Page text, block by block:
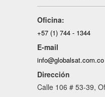
Oficina:
+57 (1) 744 - 1344
E-mail
info@globalsat.com.co
Dirección
Calle 106 # 53-39,